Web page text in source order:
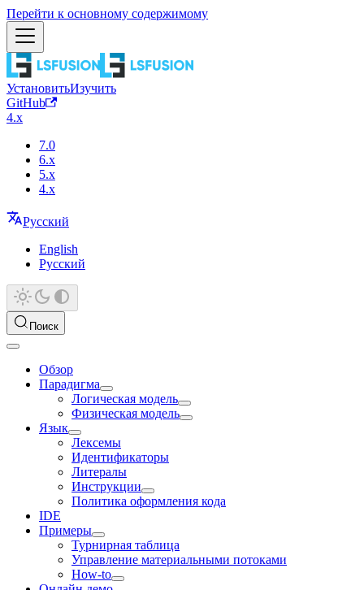
Перейти к основному содержимому
УстановитьИзучить
GitHub
4.x
7.0
6.x
5.x
4.x
Русский
English
Русский
Поиск
Обзор
Парадигма
Логическая модель
Физическая модель
Язык
Лексемы
Идентификаторы
Литералы
Инструкции
Политика оформления кода
IDE
Примеры
Турнирная таблица
Управление материальными потоками
How-to